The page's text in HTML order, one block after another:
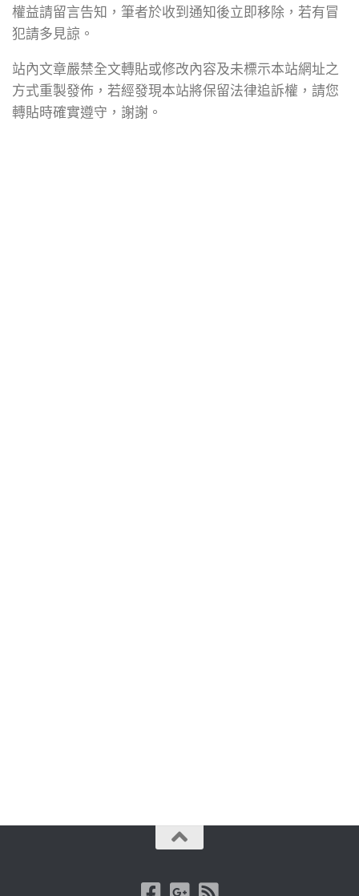
權益請留言告知，筆者於收到通知後立即移除，若有冒
犯請多見諒。
站內文章嚴禁全文轉貼或修改內容及未標示本站網址之
方式重製發佈，若經發現本站將保留法律追訴權，請您
轉貼時確實遵守，謝謝。